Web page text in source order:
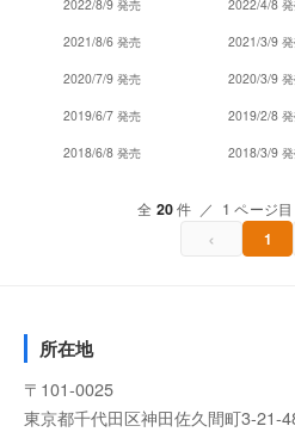
2022/8/9 発売 2022/4/8
2021/8/6 発売 2021/3/9
2020/7/9 発売 2020/3/9
2019/6/7 発売 2019/2/8
2018/6/8 発売 2018/3/9
全 20件 ／ 1 ページ目
‹ 1
所在地
〒101-0025
東京都千代田区神田佐久間町3-21-